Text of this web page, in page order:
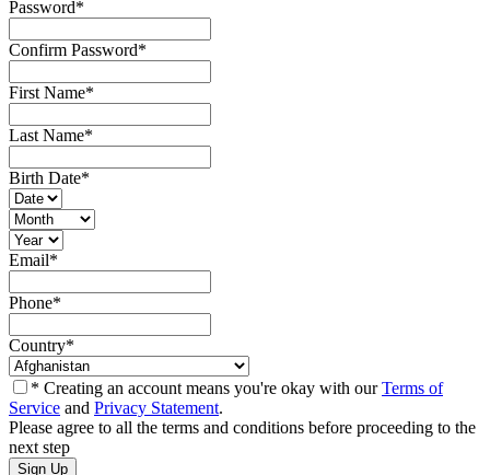
Password*
Confirm Password*
First Name*
Last Name*
Birth Date*
Email*
Phone*
Country*
* Creating an account means you're okay with ourTerms of
Service and Privacy Statement.
Please agree to all the terms and conditions before proceeding to the
next step